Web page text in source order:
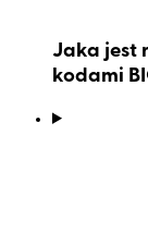
Jaka jest
kodami